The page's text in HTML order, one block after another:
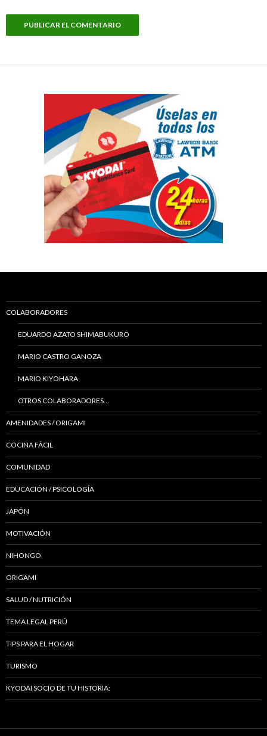
COLABORADORES
EDUARDO AZATO SHIMABUKURO
MARIO CASTRO GANOZA
MARIO KIYOHARA
OTROS COLABORADORES…
AMENIDADES / ORIGAMI
COCINA FÁCIL
COMUNIDAD
EDUCACIÓN / PSICOLOGÍA
JAPÓN
MOTIVACIÓN
NIHONGO
ORIGAMI
SALUD / NUTRICIÓN
TEMA LEGAL PERÚ
TIPS PARA EL HOGAR
TURISMO
KYODAI SOCIO DE TU HISTORIA: